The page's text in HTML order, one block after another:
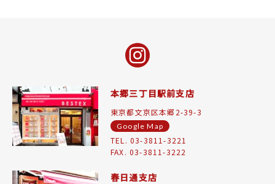
本郷三丁目駅前支店
東京都文京区本郷2-39-3
Google Map
TEL. 03-3811-3221
FAX. 03-3811-3222
春日通支店